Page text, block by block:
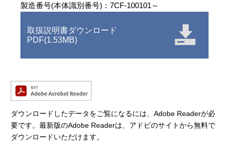
製造番号(本体識別番号)：7CF-100101～
取扱説明書ダウンロード
PDF(1.53MB)
ダウンロードしたデータをご覧になるには、Adobe Readerが必
要です。最新版のAdobe Readerは、アドビのサイトから無料で
ダウンロードいただけます。